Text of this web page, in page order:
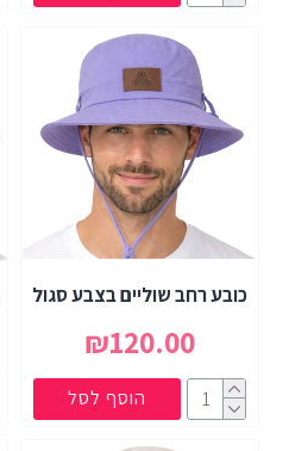
כובע רחב שוליים בצבע סגול
₪120.00
הוסף לסל